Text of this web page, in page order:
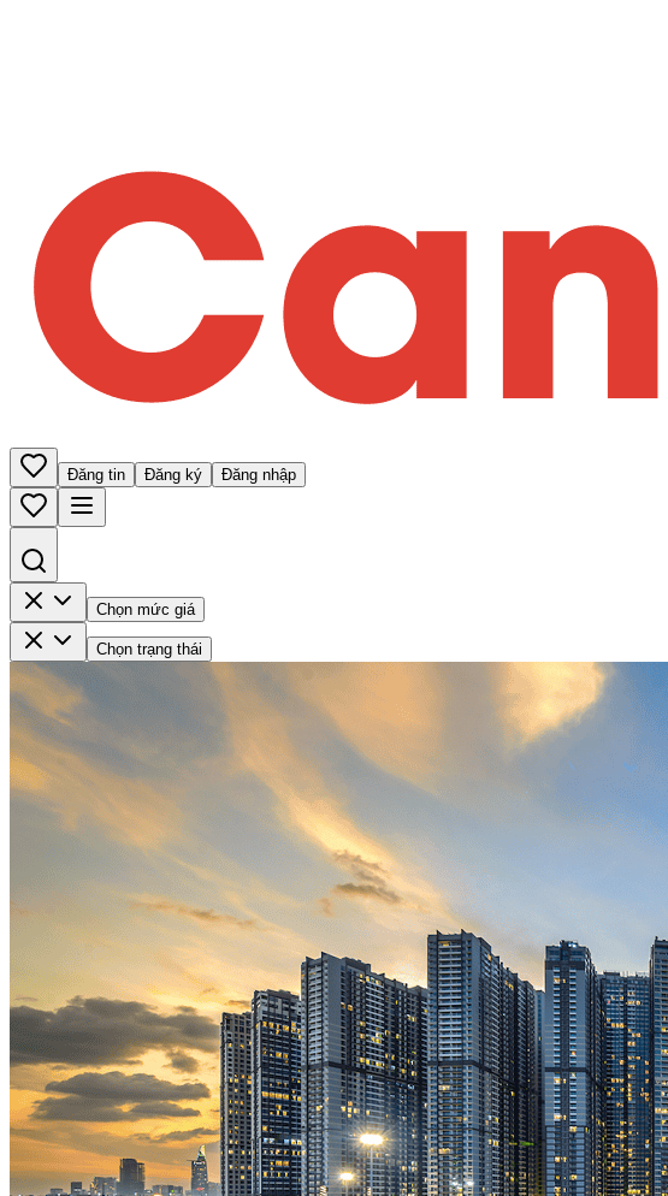
Đăng tin Đăng ký Đăng nhập
Chọn mức giá
Chọn trạng thái